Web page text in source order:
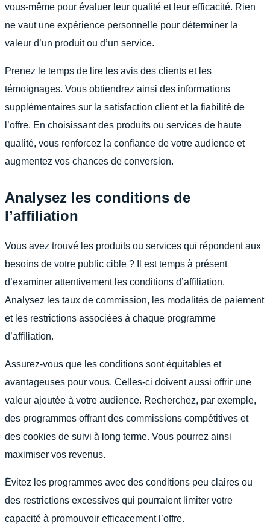
vous-même pour évaluer leur qualité et leur efficacité. Rien
ne vaut une expérience personnelle pour déterminer la
valeur d’un produit ou d’un service.
Prenez le temps de lire les avis des clients et les
témoignages. Vous obtiendrez ainsi des informations
supplémentaires sur la satisfaction client et la fiabilité de
l’offre. En choisissant des produits ou services de haute
qualité, vous renforcez la confiance de votre audience et
augmentez vos chances de conversion.
Analysez les conditions de
l’affiliation
Vous avez trouvé les produits ou services qui répondent aux
besoins de votre public cible ? Il est temps à présent
d’examiner attentivement les conditions d’affiliation.
Analysez les taux de commission, les modalités de paiement
et les restrictions associées à chaque programme
d’affiliation.
Assurez-vous que les conditions sont équitables et
avantageuses pour vous. Celles-ci doivent aussi offrir une
valeur ajoutée à votre audience. Recherchez, par exemple,
des programmes offrant des commissions compétitives et
des cookies de suivi à long terme. Vous pourrez ainsi
maximiser vos revenus.
Évitez les programmes avec des conditions peu claires ou
des restrictions excessives qui pourraient limiter votre
capacité à promouvoir efficacement l’offre.